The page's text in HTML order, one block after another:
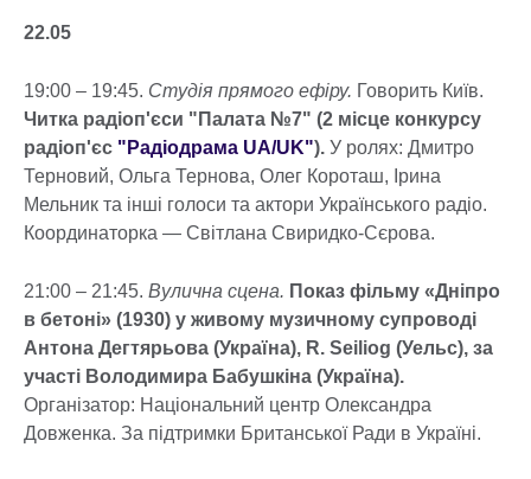
22.05
19:00 – 19:45. Студія прямого ефіру. Говорить Київ.
Читка радіоп'єси "Палата №7" (2 місце конкурсу
радіоп'єс "Радіодрама UA/UK"). У ролях: Дмитро
Терновий, Ольга Тернова, Олег Короташ, Ірина
Мельник та інші голоси та актори Українського радіо.
Координаторка — Світлана Свиридко-Сєрова.
21:00 – 21:45. Вулична сцена. Показ фільму «Дніпро
в бетоні» (1930) у живому музичному супроводі
Антона Дегтярьова (Україна), R. Seiliog (Уельс), за
участі Володимира Бабушкіна (Україна).
Організатор: Національний центр Олександра
Довженка. За підтримки Британської Ради в Україні.